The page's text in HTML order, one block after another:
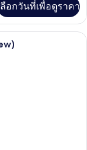
ลือกวันที่เพื่อดูราคา
ดบุหรี่ (Casual, Inside,